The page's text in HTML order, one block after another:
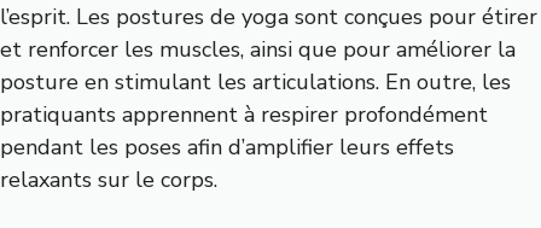
l’esprit. Les postures de yoga sont conçues pour étirer
et renforcer les muscles, ainsi que pour améliorer la
posture en stimulant les articulations. En outre, les
pratiquants apprennent à respirer profondément
pendant les poses afin d’amplifier leurs effets
relaxants sur le corps.